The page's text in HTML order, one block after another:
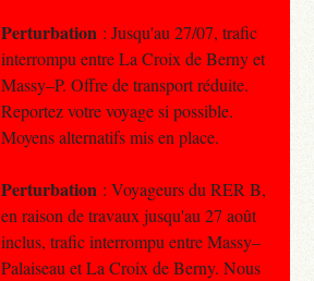
Perturbation : Jusqu'au 27/07, trafic
interrompu entre La Croix de Berny et
Massy–P. Offre de transport réduite.
Reportez votre voyage si possible.
Moyens alternatifs mis en place.
Perturbation : Voyageurs du RER B,
en raison de travaux jusqu'au 27 août
inclus, trafic interrompu entre Massy–
Palaiseau et La Croix de Berny. Nous